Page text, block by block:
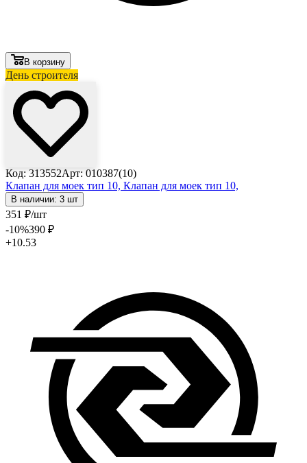
В корзину
День строителя
Код: 313552Арт: 010387(10)
Клапан для моек тип 10, Клапан для моек тип 10,
В наличии: 3 шт
351 ₽/шт
-10%390 ₽
+10.53